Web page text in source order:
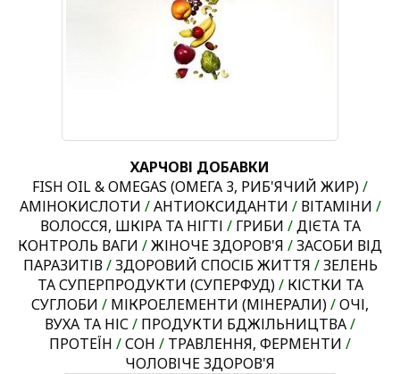
ХАРЧОВІ ДОБАВКИ
FISH OIL & OMEGAS (ОМЕГА 3, РИБ'ЯЧИЙ ЖИР)/
АМІНОКИСЛОТИ /АНТИОКСИДАНТИ / ВІТАМІНИ /
ВОЛОССЯ, ШКІРА ТА НІГТІ / ГРИБИ /ДІЄТА ТА
КОНТРОЛЬ ВАГИ /ЖІНОЧЕ ЗДОРОВ'Я /ЗАСОБИ ВІД
ПАРАЗИТІВ/ЗДОРОВИЙ СПОСІБ ЖИТТЯ /ЗЕЛЕНЬ
ТА СУПЕРПРОДУКТИ (СУПЕРФУД)/ КІСТКИ ТА
СУГЛОБИ / МІКРОЕЛЕМЕНТИ (МІНЕРАЛИ)/ОЧІ,
ВУХА ТА НІС/ ПРОДУКТИ БДЖІЛЬНИЦТВА/
ПРОТЕЇН /СОН / ТРАВЛЕННЯ, ФЕРМЕНТИ /
ЧОЛОВІЧЕ ЗДОРОВ'Я